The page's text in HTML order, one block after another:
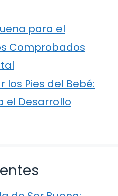
para el
Comprobados
los Pies del Bebé:
el Desarrollo